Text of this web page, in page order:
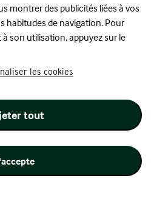
NOUS
montrer des publicités liées à vos
habitudes de navigation. Pour
son utilisation, appuyez sur le
les cookies
tout
par